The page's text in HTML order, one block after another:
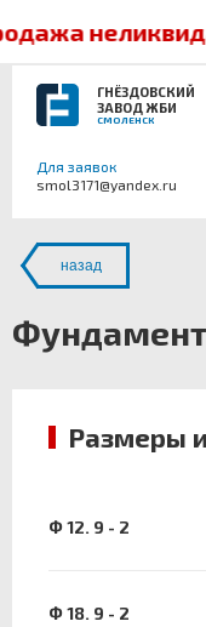
ГНЁЗДОВСКИЙ
ЗАВОД ЖБИ
СМОЛЕНСК
Для заявок
smol3171@yandex.ru
назад
Размеры
Ф 12. 9 - 2
Ф 18. 9 - 2